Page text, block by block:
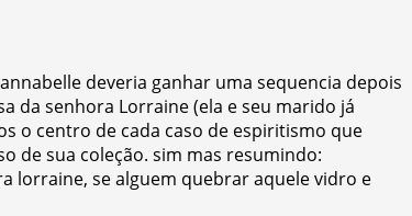
deveria ganhar uma sequencia depois
da senhora Lorraine (ela e seu marido já
o centro de cada caso de espiritismo que
de sua coleção. sim mas resumindo:
lorraine, se alguem quebrar aquele vidro e